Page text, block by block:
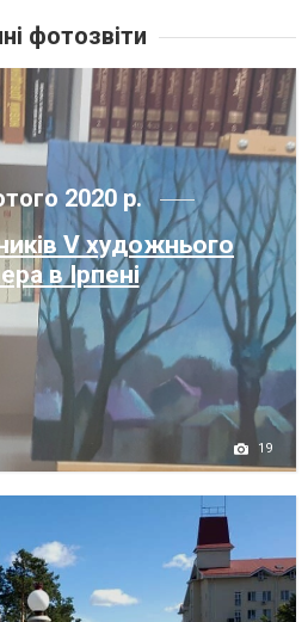
фотозвіти
2020 р.
V художнього
в Ірпені
19